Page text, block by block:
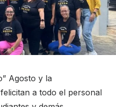
Agosto y la
a todo el personal